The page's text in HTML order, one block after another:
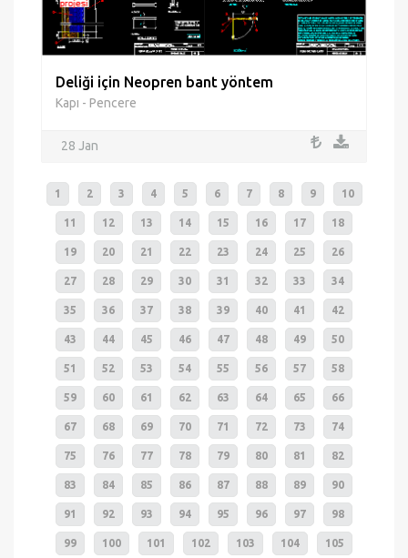
Deliği için Neopren bant yöntem
Kapı - Pencere
28 Jan
1 2 3 4 5 6 7 8 9 10
11 12 13 14 15 16 17 18
19 20 21 22 23 24 25 26
27 28 29 30 31 32 33 34
35 36 37 38 39 40 41 42
43 44 45 46 47 48 49 50
51 52 53 54 55 56 57 58
59 60 61 62 63 64 65 66
67 68 69 70 71 72 73 74
75 76 77 78 79 80 81 82
83 84 85 86 87 88 89 90
91 92 93 94 95 96 97 98
99 100 101 102 103 104 105